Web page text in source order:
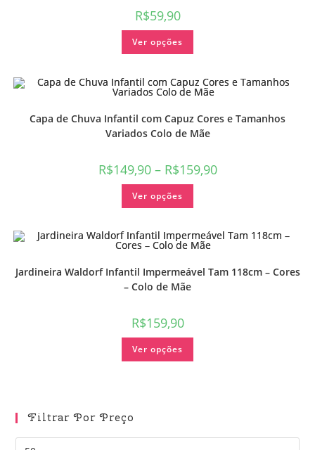
R$59,90
Ver opções
Capa de Chuva Infantil com Capuz Cores e Tamanhos
Variados Colo de Mãe
R$149,90 – R$159,90
Ver opções
Jardineira Waldorf Infantil Impermeável Tam 118cm – Cores
– Colo de Mãe
R$159,90
Ver opções
Filtrar Por Preço